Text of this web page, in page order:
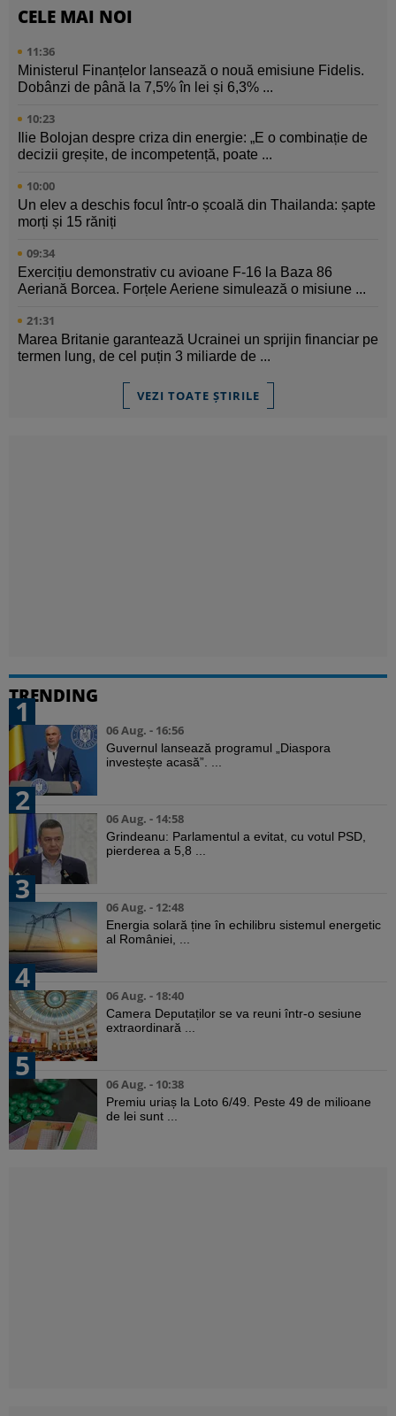
CELE MAI NOI
11:36
Ministerul Finanțelor lansează o nouă emisiune Fidelis.
Dobânzi de până la 7,5% în lei și 6,3% ...
10:23
Ilie Bolojan despre criza din energie: „E o combinație de
decizii greșite, de incompetență, poate ...
10:00
Un elev a deschis focul într-o școală din Thailanda: șapte
morți și 15 răniți
09:34
Exercițiu demonstrativ cu avioane F-16 la Baza 86
Aeriană Borcea. Forțele Aeriene simulează o misiune ...
21:31
Marea Britanie garantează Ucrainei un sprijin financiar pe
termen lung, de cel puțin 3 miliarde de ...
VEZI TOATE ȘTIRILE
TRENDING
1
06 Aug. - 16:56
Guvernul lansează programul „Diaspora
investește acasă”. ...
2
06 Aug. - 14:58
Grindeanu: Parlamentul a evitat, cu votul PSD,
pierderea a 5,8 ...
3
06 Aug. - 12:48
Energia solară ține în echilibru sistemul energetic
al României, ...
4
06 Aug. - 18:40
Camera Deputaților se va reuni într-o sesiune
extraordinară ...
5
06 Aug. - 10:38
Premiu uriaș la Loto 6/49. Peste 49 de milioane
de lei sunt ...